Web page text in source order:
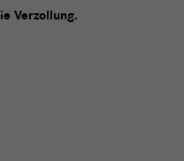
Verzollung.